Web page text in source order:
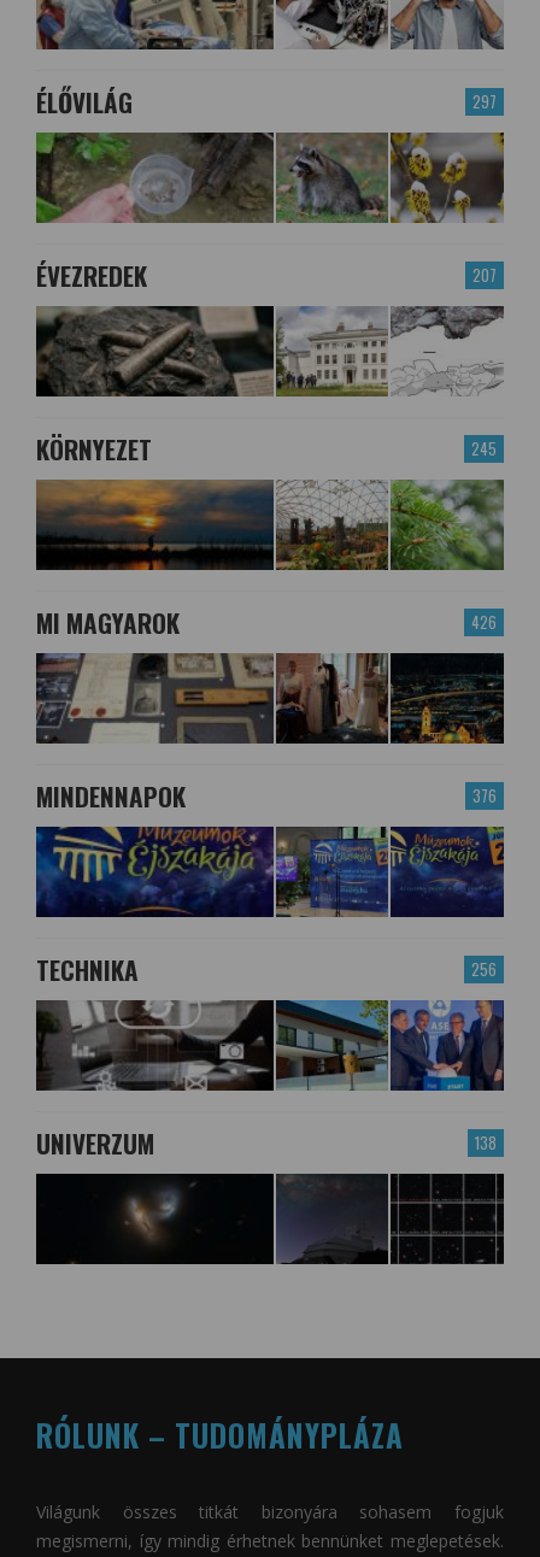
297
ÉLŐVILÁG
207
ÉVEZREDEK
245
KÖRNYEZET
426
MI MAGYAROK
376
MINDENNAPOK
256
TECHNIKA
138
UNIVERZUM
RÓLUNK – TUDOMÁNYPLÁZA
Világunk összes titkát bizonyára sohasem fogjuk
megismerni, így mindig érhetnek bennünket meglepetések.